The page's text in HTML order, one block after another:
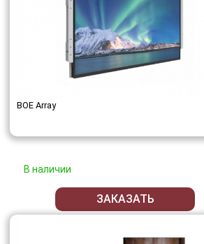
BOE Array
В наличии
ЗАКАЗАТЬ